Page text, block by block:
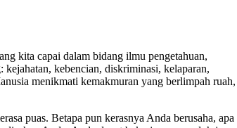
kita capai dalam bidang ilmu pengetahuan,
kejahatan, kebencian, diskriminasi, kelaparan,
menikmati kemakmuran yang berlimpah ruah,
puas. Betapa pun kerasnya Anda berusaha, apa